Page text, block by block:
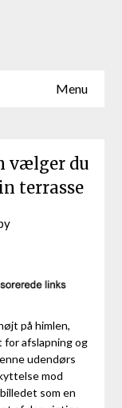
Menu
vælger du
terrasse
på himlen,
afslapning og
udendørs
mod
som en